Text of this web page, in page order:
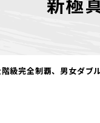
級完全制覇、男女ダブ